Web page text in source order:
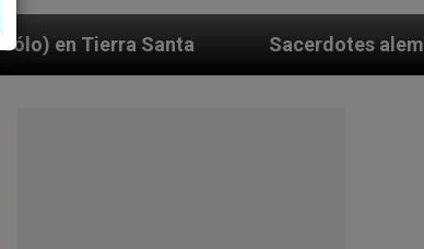
Sacerdotes alemanes fieles al Papa